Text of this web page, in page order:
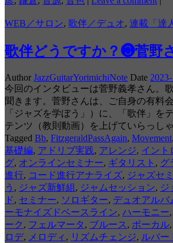
WEB／サロン, 歌伴／デュオ, 連載「達
歌伴どうですか？❸菅野
Author JazzGuitarYorimichiNote Date
今回のインタビューは菅野義孝さん。
聞きます。菅野さんは、ご自身の有料
「ジャズを学ぼう」）に、「歌伴」を
テンツ（教則動画）を上げていらっし
Tagged Bb, FitzgeraldPassAgain, Movement,
基礎編, アドリブ実践, アレンジ, イント
グ, オンラインセミナー, ギタリスト , グ
進行, コード進行アナライズ, ジャズセ
う , ジャズ新鮮組 , ジャムセッション, ジ
ド, セミナー, ソロギター, デュオアルバ
ーモナイズドベースライン, ハーモニー,
ーク , フェルマータ , ブルース , ボーカル,
ロデ, メロディ , リズムチェンジ, ルバー